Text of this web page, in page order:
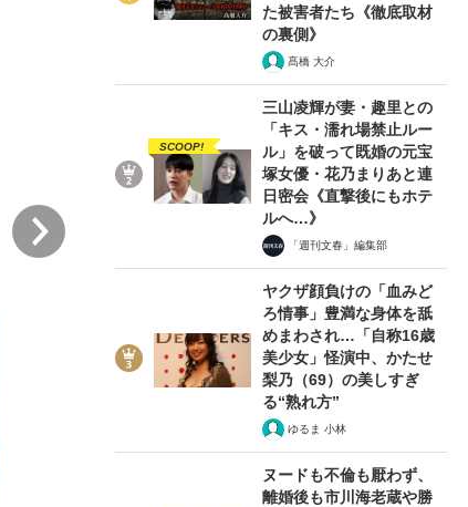
しい」『北の国から』倉本聰氏（91...た被害者たち《徹底取材
の裏側》
髙橋 大介
SCOOP!
三山凌輝が妻・趣里との
「キス・濡れ場禁止ルー
ル」を破って既婚の元宝
塚女優・花乃まりあと連
日密会《直撃後にもホテ
ルへ…》
「週刊文春」編集部
ヤクザ顔負けの「血みど
ろ情事」豊満な身体を舐
めまわされ…「自称16歳
美少女」怪演中、かたせ
梨乃（69）の美しすぎ
る“熟れ方”
ゆるま 小林
ヌードも不倫も厭わず、
離婚後も市川海老蔵や勝